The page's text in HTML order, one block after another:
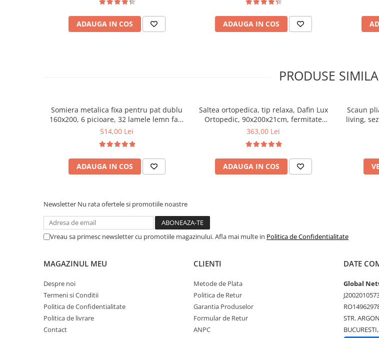
mediu-tare, 2 perne matlasate 50x70cm
lavabile la 60°C, husa antialergica, pilota
iarna colturi rotunjite, 180x200cm
ADAUGA IN COS
Saltex plus 2 perne matlasate 50x70cm,
husa hipoalergenica si pilota vara
microfibra, lavabila la 95°C, 200x220cm
ADAUGA IN COS
PRODUSE
Somiera metalica fixa pentru pat dublu
160x200, 6 picioare, 32 lamele lemn fag,
benzi textile, suport saltea ferm, negru
514,00 Lei
ADAUGA IN COS
Saltea ortopedica, tip relaxa, Dafin Lux
Ortopedic, 90x200x21cm, fermitate
medie, cu plasa de arcuri tip Bonell, fata
Salt Confort
363,00 Lei
ADAUGA IN COS
Scaun
living,
Newsletter Nu rata ofertele si promotiile noastre
Vreau sa primesc newsletter cu promotiile magazinului. Afla mai multe in Politica de Confidentialitate
MAGAZINUL MEU
Despre noi
Termeni si Conditii
Politica de Confidentialitate
Politica de livrare
Contact
CLIENTI
Metode de Plata
Politica de Retur
Garantia Produselor
Formular de Retur
ANPC
DATE
Global
STR.